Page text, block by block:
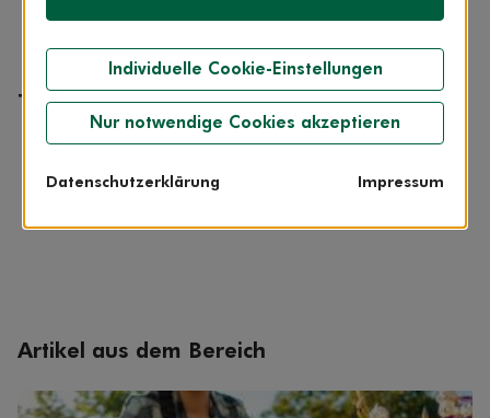
Themen aus ihrem Fachgebiet
Medikamente
Heilpflanzen
Reisemedizin
Artikel aus dem Bereich
Individuelle Cookie-Einstellungen
Nur notwendige Cookies akzeptieren
Datenschutzerklärung Impressum